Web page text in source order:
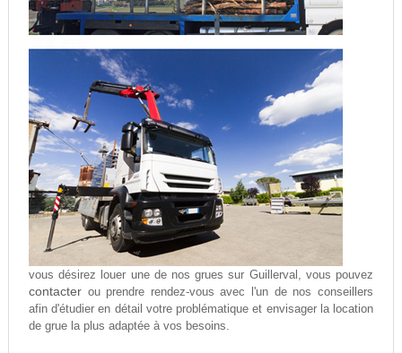
vous désirez louer une de nos grues sur Guillerval, vous pouvez
contacterou prendre rendez-vous avec l'un de nos conseillers
afin d'étudier en détail votre problématique et envisager la location
de grue la plus adaptée à vos besoins.